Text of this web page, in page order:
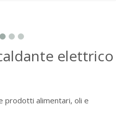
elettrico
prodotti alimentari, oli e